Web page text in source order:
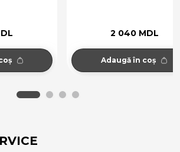
040 MDL
în coș
3 773
Disponibil la